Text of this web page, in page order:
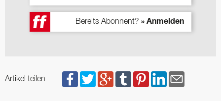
Bereits Abonnent? » Anmelden
Artikel teilen